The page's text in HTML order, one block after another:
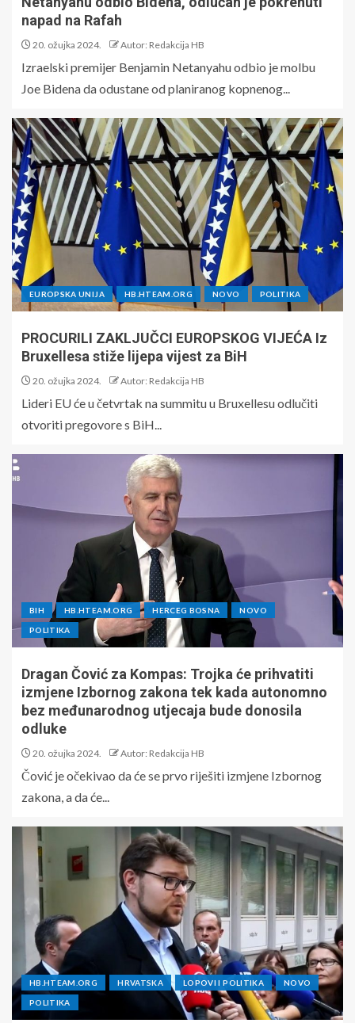
napad na Rafah
20. ožujka 2024. Autor: Redakcija HB
Izraelski premijer Benjamin Netanyahu odbio je molbu
Joe Bidena da odustane od planiranog kopnenog...
EUROPSKA UNIJA HB.HTEAM.ORG NOVO POLITIKA
PROCURILI ZAKLJUČCI EUROPSKOG VIJEĆA Iz
Bruxellesa stiže lijepa vijest za BiH
20. ožujka 2024. Autor: Redakcija HB
Lideri EU će u četvrtak na summitu u Bruxellesu odlučiti
otvoriti pregovore s BiH...
BIH HB.HTEAM.ORG HERCEG BOSNA NOVO
POLITIKA
Dragan Čović za Kompas: Trojka će prihvatiti
izmjene Izbornog zakona tek kada autonomno
bez međunarodnog utjecaja bude donosila
odluke
20. ožujka 2024. Autor: Redakcija HB
Čović je očekivao da će se prvo riješiti izmjene Izbornog
zakona, a da će...
HB.HTEAM.ORG HRVATSKA LOPOVI I POLITIKA NOVO
POLITIKA